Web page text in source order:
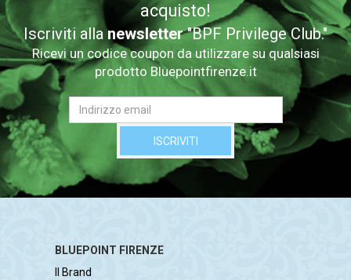
acquisto!
Iscriviti allanewsletter"BPF Privilege Club."
Ricevi un codice coupon da utilizzare su qualsiasi
prodotto Bluepointfirenze.it
BLUEPOINT FIRENZE
Il Brand